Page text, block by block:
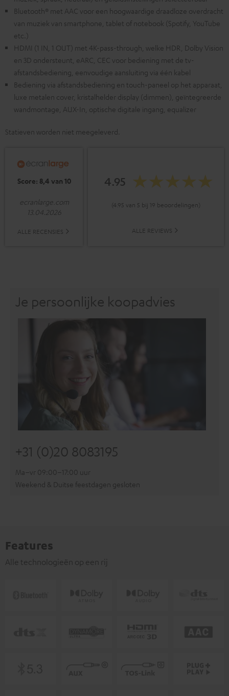
Bluetooth® met AAC voor een hoogwaardige draadloze overdracht
van muziek van smartphone, tablet of notebook (Spotify, YouTube
etc.)
HDMI (1 IN, 1 OUT) met 4K-pass-through, welke HDR, Dolby Vision
en 3D ondersteunt, eARC, CEC voor bediening met de tv-
afstandsbediening, eenvoudige aansluiting via één kabel
Bediening via afstandsbediening en touch-paneel op het apparaat,
luxe metalen cover, kristalhelder display (dimmen), geïntegreerde
wandmontage, AUX-In, optische digitale ingang, equalizer
Statieven worden niet meegeleverd.
Score: 8,4 van 10
ecranlarge.com
13.04.2026
ALLE RECENSIES
4.95
(4.95 van 5 bij 19 beoordelingen)
ALLE REVIEWS
Je persoonlijke koopadvies
+31 (0)20 8083195
Ma–vr 09:00–17:00 uur
Weekend & Duitse feestdagen gesloten
Features
Alle technologieën op een rij